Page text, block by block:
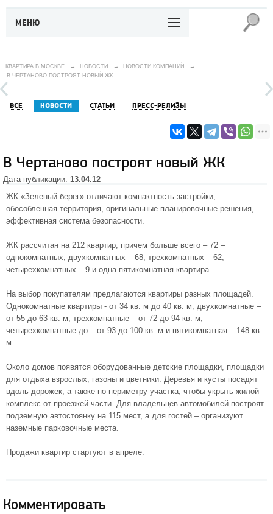
МЕНЮ
КВАРТИРА В МОСКВЕ → НОВОСТИ → НОВОСТИ КОМПАНИЙ
→
В ЧЕРТАНОВО ПОСТРОЯТ НОВЫЙ ЖК
ВСЕ НОВОСТИ СТАТЬИ ПРЕСС-РЕЛИЗЫ
В Чертаново построят новый ЖК
Дата публикации: 13.04.12
ЖК «Зеленый берег» отличают компактность застройки,
обособленная территория, оригинальные планировочные решения,
эффективная система безопасности.
ЖК рассчитан на 212 квартир, причем больше всего – 72 –
однокомнатных, двухкомнатных – 68, трехкомнатных – 62,
четырехкомнатных – 9 и одна пятикомнатная квартира.
На выбор покупателям предлагаются квартиры разных площадей.
Однокомнатные квартиры - от 34 кв. м до 40 кв. м, двухкомнатные –
от 55 до 63 кв. м, трехкомнатные – от 72 до 94 кв. м,
четырехкомнатные до – от 93 до 100 кв. м и пятикомнатная – 148 кв.
м.
Около домов появятся оборудованные детские площадки, площадки
для отдыха взрослых, газоны и цветники. Деревья и кусты посадят
вдоль дорожек, а также по периметру участка, чтобы укрыть жилой
комплекс от проезжей части. Для владельцев автомобилей построят
подземную автостоянку на 115 мест, а для гостей – организуют
наземные парковочные места.
Продажи квартир стартуют в апреле.
Комментировать